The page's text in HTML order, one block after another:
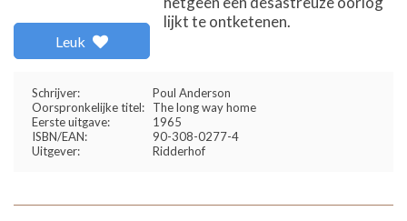
Leuk
lijkt te ontketenen.
Schrijver:
Poul Anderson
Oorspronkelijke titel:
The long way home
Eerste uitgave:
1965
ISBN/EAN:
90-308-0277-4
Uitgever:
Ridderhof